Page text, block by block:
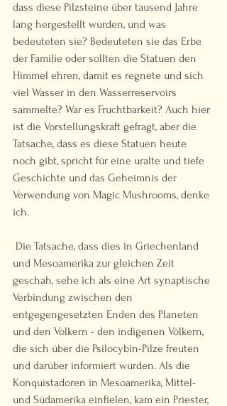
dass diese Pilzsteine über tausend Jahre
lang hergestellt wurden, und was
bedeuteten sie? Bedeuteten sie das Erbe
der Familie oder sollten die Statuen den
Himmel ehren, damit es regnete und sich
viel Wasser in den Wasserreservoirs
sammelte? War es Fruchtbarkeit? Auch hier
ist die Vorstellungskraft gefragt, aber die
Tatsache, dass es diese Statuen heute
noch gibt, spricht für eine uralte und tiefe
Geschichte und das Geheimnis der
Verwendung von Magic Mushrooms, denke
ich.
und Mesoamerika zur gleichen Zeit
geschah, sehe ich als eine Art synaptische
Verbindung zwischen den
entgegengesetzten Enden des Planeten
und den Völkern - den indigenen Völkern,
die sich über die Psilocybin-Pilze freuten
und darüber informiert wurden. Als die
Konquistadoren in Mesoamerika, Mittel-
und Südamerika einfielen, kam ein Priester,